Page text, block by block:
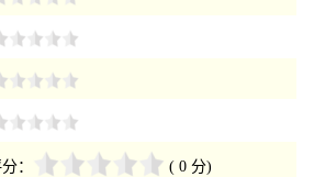
： ( 0 分)